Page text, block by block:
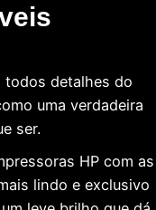
todos detalhes do
uma verdadeira
ser.
HP com as
lindo e exclusivo